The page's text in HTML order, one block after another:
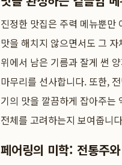
진정한 맛집은 주력 메뉴뿐만
맛을 해치지 않으면서도 그
위에서 남은 기름과 잘게 썬
마무리를 선사합니다. 또한,
기의 맛을 깔끔하게 잡아주
전체를 고려하는지 보여줍니
페어링의 미학: 전통주